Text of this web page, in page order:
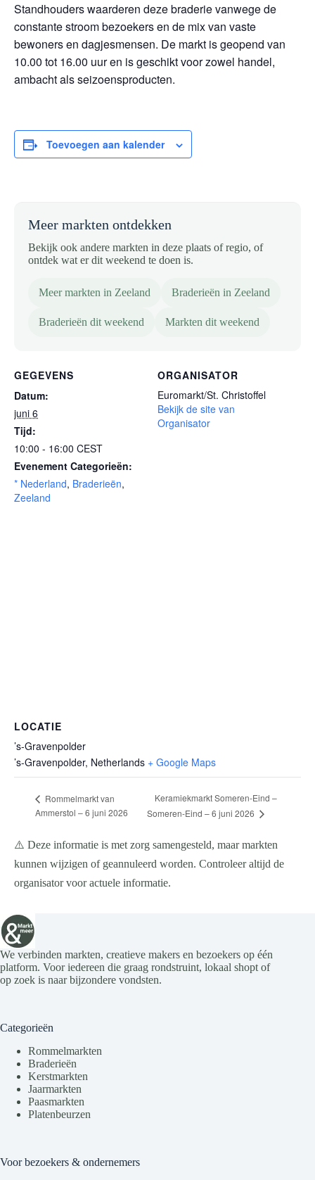
Standhouders waarderen deze braderie vanwege de
constante stroom bezoekers en de mix van vaste
bewoners en dagjesmensen. De markt is geopend van
10.00 tot 16.00 uur en is geschikt voor zowel handel,
ambacht als seizoensproducten.
Toevoegen aan kalender
Meer markten ontdekken
Bekijk ook andere markten in deze plaats of regio, of
ontdek wat er dit weekend te doen is.
Meer markten in Zeeland Braderieën in Zeeland
Braderieën dit weekend Markten dit weekend
GEGEVENS
Datum:
juni 6
Tijd:
10:00 - 16:00 CEST
Evenement Categorieën:
* Nederland, Braderieën,
Zeeland
ORGANISATOR
Euromarkt/St. Christoffel
Bekijk de site van
Organisator
LOCATIE
’s-Gravenpolder
’s-Gravenpolder, Netherlands + Google Maps
Rommelmarkt van
Ammerstol – 6 juni 2026
Keramiekmarkt Someren-Eind –
Someren-Eind – 6 juni 2026
⚠️ Deze informatie is met zorg samengesteld, maar markten
kunnen wijzigen of geannuleerd worden. Controleer altijd de
organisator voor actuele informatie.
We verbinden markten, creatieve makers en bezoekers op één
platform. Voor iedereen die graag rondstruint, lokaal shopt of
op zoek is naar bijzondere vondsten.
Categorieën
Rommelmarkten
Braderieën
Kerstmarkten
Jaarmarkten
Paasmarkten
Platenbeurzen
Voor bezoekers & ondernemers